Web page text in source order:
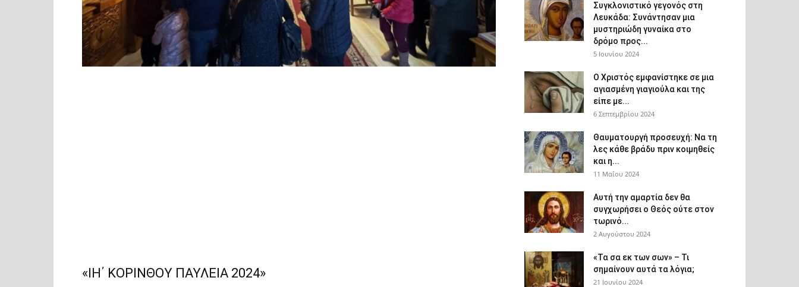
«ΙΗ΄ ΚΟΡΙΝΘΟΥ ΠΑΥΛΕΙΑ 2024»
Συγκλονιστικό γεγονός στη
Λευκάδα: Συνάντησαν μια
μυστηριώδη γυναίκα στο
δρόμο προς...
5 Ιουνίου 2024
Ο Χριστός εμφανίστηκε σε μια
αγιασμένη γιαγιούλα και της
είπε με...
6 Σεπτεμβρίου 2024
Θαυματουργή προσευχή: Να τη
λες κάθε βράδυ πριν κοιμηθείς
και η...
11 Μαΐου 2024
Αυτή την αμαρτία δεν θα
συγχωρήσει ο Θεός ούτε στον
τωρινό...
2 Αυγούστου 2024
«Τα σα εκ των σων» – Τι
σημαίνουν αυτά τα λόγια;
21 Ιουνίου 2024